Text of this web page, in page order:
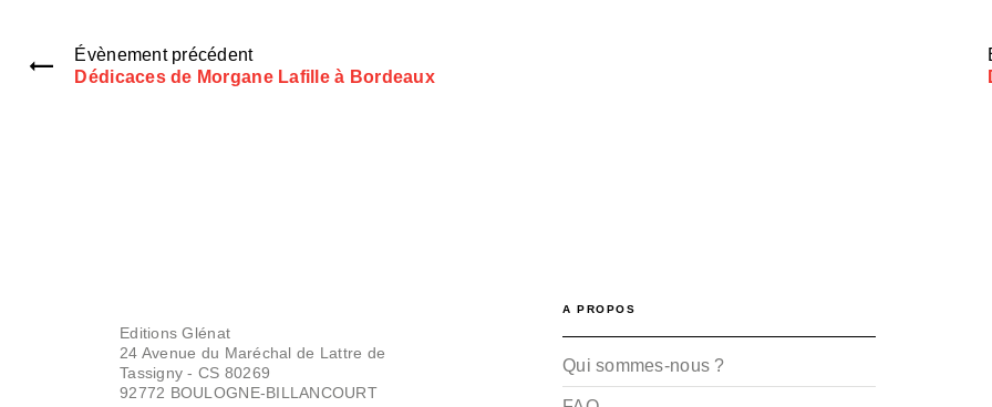
Évènement précédent
Dédicaces de Morgane Lafille à Bordeaux
Editions Glénat
24 Avenue du Maréchal de Lattre de
Tassigny - CS 80269
92772 BOULOGNE-BILLANCOURT
A PROPOS
Qui sommes-nous ?